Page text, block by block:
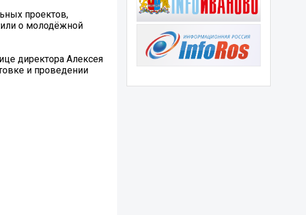
проектов,
о молодёжной
директора Алексея
и проведении